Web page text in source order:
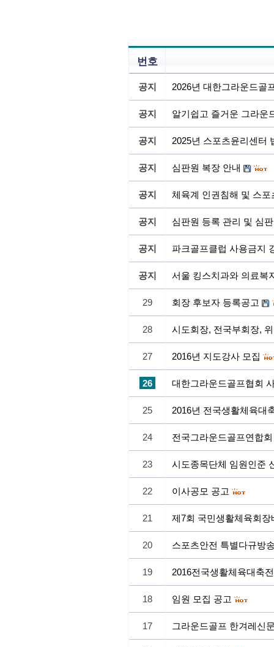
번호
공지 2026년 대한그라운드골
공지 알기쉽고 즐거운 그라운
공지 2025년 스포츠윤리센터
공지 심판원 복장 안내
공지 체육계 인권침해 및 스
공지 심판원 등록 관리 및 심
공지 파크골프클럽 사용금지
공지 서울 킹스치과와 의료복
29 회장 후보자 등록공고
28 시도회장, 전국부회장,
27 2016년 지도강사 모집
26 대한그라운드골프협회
25 2016년 전국생활체육대
24 전국그라운드골프연합
23 시도종목단체 임원인준
22 이사공모 공고
21 제7회 국민생활체육회
20 스포츠안전 특별다규방
19 2016전국생활체육대축
18 임원 모집 공고
17 그라운드골프 한겨레신